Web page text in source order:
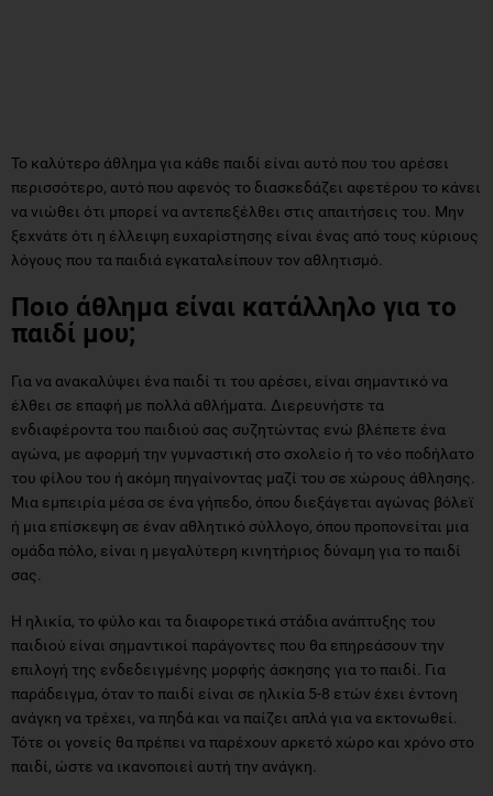
Το καλύτερο άθλημα για κάθε παιδί είναι αυτό που του αρέσει
περισσότερο, αυτό που αφενός το διασκεδάζει αφετέρου το κάνει
να νιώθει ότι μπορεί να αντεπεξέλθει στις απαιτήσεις του. Μην
ξεχνάτε ότι η έλλειψη ευχαρίστησης είναι ένας από τους κύριους
λόγους που τα παιδιά εγκαταλείπουν τον αθλητισμό.
Ποιο άθλημα είναι κατάλληλο για το
παιδί μου;
Για να ανακαλύψει ένα παιδί τι του αρέσει, είναι σημαντικό να
έλθει σε επαφή με πολλά αθλήματα. Διερευνήστε τα
ενδιαφέροντα του παιδιού σας συζητώντας ενώ βλέπετε ένα
αγώνα, με αφορμή την γυμναστική στο σχολείο ή το νέο ποδήλατο
του φίλου του ή ακόμη πηγαίνοντας μαζί του σε χώρους άθλησης.
Μια εμπειρία μέσα σε ένα γήπεδο, όπου διεξάγεται αγώνας βόλεϊ
ή μια επίσκεψη σε έναν αθλητικό σύλλογο, όπου προπονείται μια
ομάδα πόλο, είναι η μεγαλύτερη κινητήριος δύναμη για το παιδί
σας.
Η ηλικία, το φύλο και τα διαφορετικά στάδια ανάπτυξης του
παιδιού είναι σημαντικοί παράγοντες που θα επηρεάσουν την
επιλογή της ενδεδειγμένης μορφής άσκησης για το παιδί. Για
παράδειγμα, όταν το παιδί είναι σε ηλικία 5-8 ετών έχει έντονη
ανάγκη να τρέχει, να πηδά και να παίζει απλά για να εκτονωθεί.
Τότε οι γονείς θα πρέπει να παρέχουν αρκετό χώρο και χρόνο στο
παιδί, ώστε να ικανοποιεί αυτή την ανάγκη.